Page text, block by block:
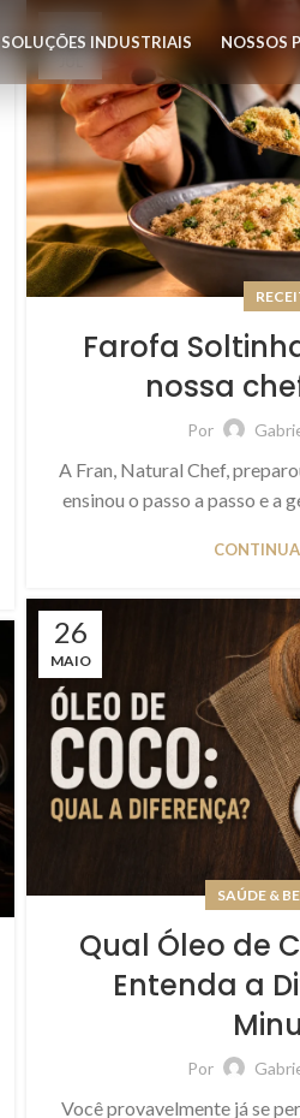
SOLUÇÕES INDUSTRIAIS NOSSOS
10
Farofa
nossa
Por
A Fran, Natural Chef,
ensinou o passo a passo e a
26
MAIO
SAÚDE &
Qual Óleo de
Entenda a
Por
Você provavelmente já se